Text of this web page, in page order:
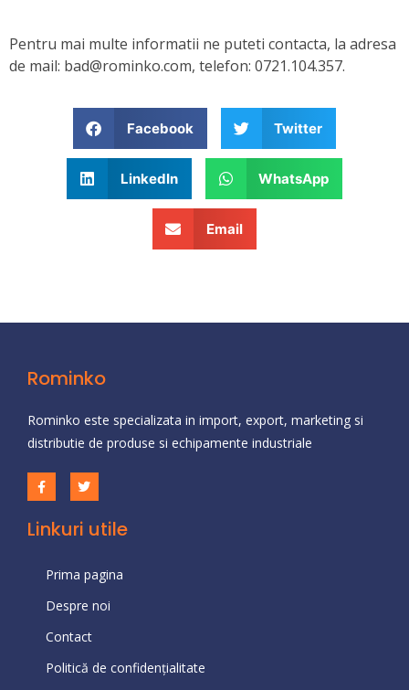
Pentru mai multe informatii ne puteti contacta, la adresa
de mail: bad@rominko.com, telefon: 0721.104.357.
Facebook Twitter
LinkedIn WhatsApp
Email
Rominko
Rominko este specializata in import, export, marketing si
distributie de produse si echipamente industriale
Linkuri utile
Prima pagina
Despre noi
Contact
Politică de confidențialitate